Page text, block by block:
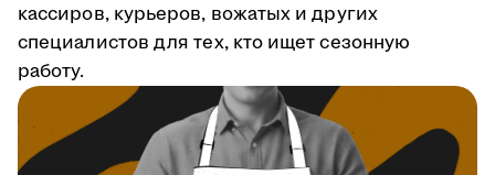
кассиров, курьеров, вожатых и других
специалистов для тех, кто ищет сезонную
работу.